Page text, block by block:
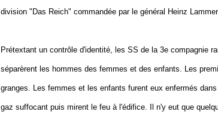
division "Das Reich" commandée par le général Heinz
Prétextant un contrôle d'identité, les SS de la 3e compagnie
séparèrent les hommes des femmes et des enfants. Les
granges. Les femmes et les enfants furent eux enfermés
gaz suffocant puis mirent le feu à l'édifice. Il n'y eut que